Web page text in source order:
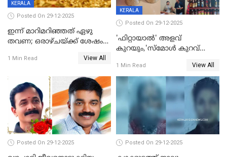
KERALA
Posted On 29-12-2025
ഇന്ന് മാറിമറിഞ്ഞത് ഏഴു
തവണ; ഒരാഴ്ചയ്ക്ക് ശേഷം
1 Min Read View All
KERALA
Posted On 29-12-2025
'ഫിറ്റായാൽ' അളവ്
കുറയും,'സ്‌മോൾ കുറവ്
പിഴ
1 Min Read View All
Posted On 29-12-2025 Posted On 29-12-2025